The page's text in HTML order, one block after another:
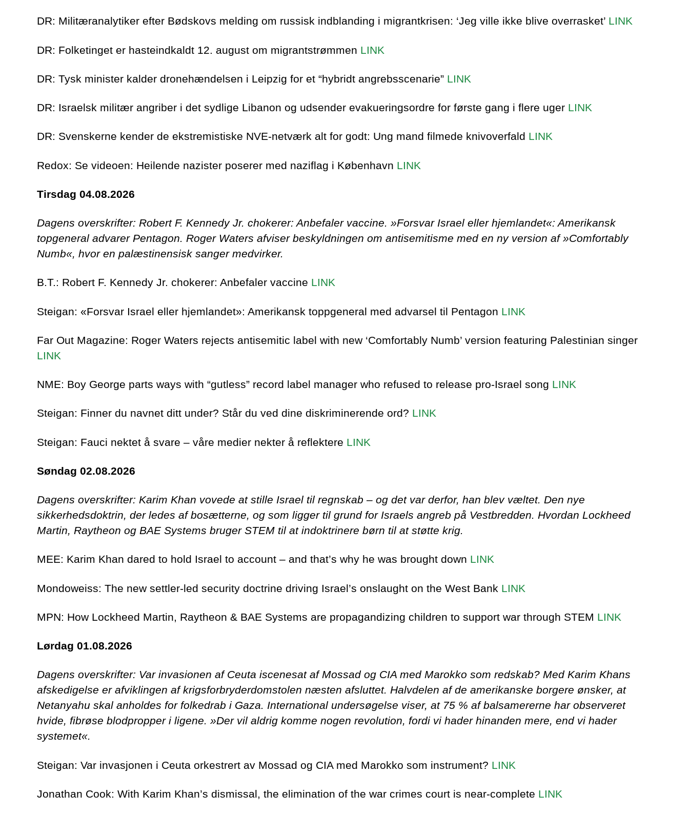
DR: Militæranalytiker efter Bødskovs melding om russisk indblanding i migrantkrisen: ‘Jeg ville ikke blive overrasket’ LINK
DR: Folketinget er hasteindkaldt 12. august om migrantstrømmen LINK
DR: Tysk minister kalder dronehændelsen i Leipzig for et “hybridt angrebsscenarie” LINK
DR: Israelsk militær angriber i det sydlige Libanon og udsender evakueringsordre for første gang i flere uger LINK
DR: Svenskerne kender de ekstremistiske NVE-netværk alt for godt: Ung mand filmede knivoverfald LINK
Redox: Se videoen: Heilende nazister poserer med naziflag i København LINK
Tirsdag 04.08.2026
Dagens overskrifter: Robert F. Kennedy Jr. chokerer: Anbefaler vaccine. »Forsvar Israel eller hjemlandet«: Amerikansk
topgeneral advarer Pentagon. Roger Waters afviser beskyldningen om antisemitisme med en ny version af »Comfortably
Numb«, hvor en palæstinensisk sanger medvirker.
B.T.: Robert F. Kennedy Jr. chokerer: Anbefaler vaccine LINK
Steigan: «Forsvar Israel eller hjemlandet»: Amerikansk toppgeneral med advarsel til Pentagon LINK
Far Out Magazine: Roger Waters rejects antisemitic label with new ‘Comfortably Numb’ version featuring Palestinian singer
LINK
NME: Boy George parts ways with “gutless” record label manager who refused to release pro-Israel song LINK
Steigan: Finner du navnet ditt under? Står du ved dine diskriminerende ord? LINK
Steigan: Fauci nektet å svare – våre medier nekter å reflektere LINK
Søndag 02.08.2026
Dagens overskrifter: Karim Khan vovede at stille Israel til regnskab – og det var derfor, han blev væltet. Den nye
sikkerhedsdoktrin, der ledes af bosætterne, og som ligger til grund for Israels angreb på Vestbredden. Hvordan Lockheed
Martin, Raytheon og BAE Systems bruger STEM til at indoktrinere børn til at støtte krig.
MEE: Karim Khan dared to hold Israel to account – and that’s why he was brought down LINK
Mondoweiss: The new settler-led security doctrine driving Israel’s onslaught on the West Bank LINK
MPN: How Lockheed Martin, Raytheon & BAE Systems are propagandizing children to support war through STEM LINK
Lørdag 01.08.2026
Dagens overskrifter: Var invasionen af Ceuta iscenesat af Mossad og CIA med Marokko som redskab? Med Karim Khans
afskedigelse er afviklingen af krigsforbryderdomstolen næsten afsluttet. Halvdelen af de amerikanske borgere ønsker, at
Netanyahu skal anholdes for folkedrab i Gaza. International undersøgelse viser, at 75 % af balsamererne har observeret
hvide, fibrøse blodpropper i ligene. »Der vil aldrig komme nogen revolution, fordi vi hader hinanden mere, end vi hader
systemet«.
Steigan: Var invasjonen i Ceuta orkestrert av Mossad og CIA med Marokko som instrument? LINK
Jonathan Cook: With Karim Khan’s dismissal, the elimination of the war crimes court is near-complete LINK